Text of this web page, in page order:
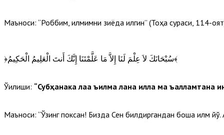
Маъноси: “Роббим, илмимни зиёда қилгин” (Тоҳа сураси, 114-
﴿سُبْحَانَكَ لاَ عِلْمَ لَنَا إِلاَّ مَا عَلَّمْتَنَا إِنَّكَ أَنتَ الْعَلِيمُ الْحَكِيمُ﴾
Ўқилиши: “Субҳанака лаа ъилма лана илла ма ъалламтана
Маъноси: “Ўзинг поксан! Бизда Сен билдиргандан бошқа илм